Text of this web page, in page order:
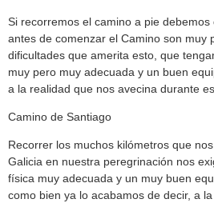
Si recorremos el camino a pie
antes de comenzar el Camino son muy
dificultades que amerita esto, que
muy pero muy adecuada y un buen
a la realidad que nos avecina durante
Camino de Santiago
Recorrer los muchos kilómetros que
Galicia en nuestra peregrinación nos
física muy adecuada y un muy buen
como bien ya lo acabamos de decir, a